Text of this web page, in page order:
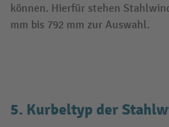
können. Hierfür stehen
mm bis 792 mm zur Auswahl.
5. Kurbeltyp der